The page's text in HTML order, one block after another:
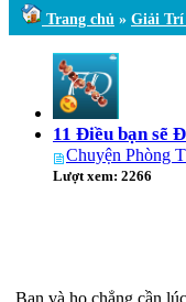
Trang chủ » Giải
11 Điều bạn sẽ
Chuyện Phòng
Lượt xem: 2266
Bạn và họ chẳng cần